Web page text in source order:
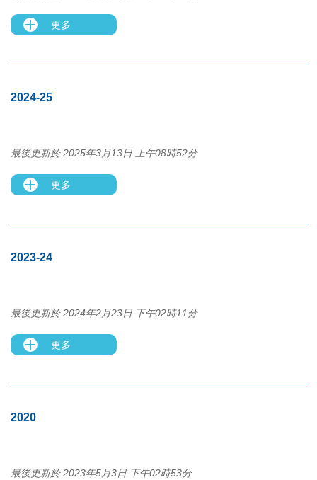
更多
2024-25
最後更新於 2025年3月13日 上午08時52分
更多
2023-24
最後更新於 2024年2月23日 下午02時11分
更多
2020
最後更新於 2023年5月3日 下午02時53分